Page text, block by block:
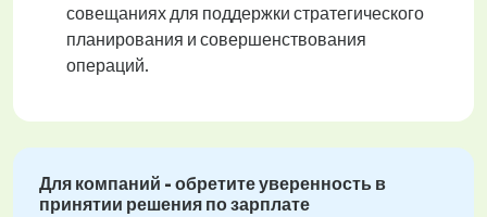
совещаниях для поддержки стратегического
планирования и совершенствования
операций.
Для компаний - обретите уверенность в
принятии решения по зарплате